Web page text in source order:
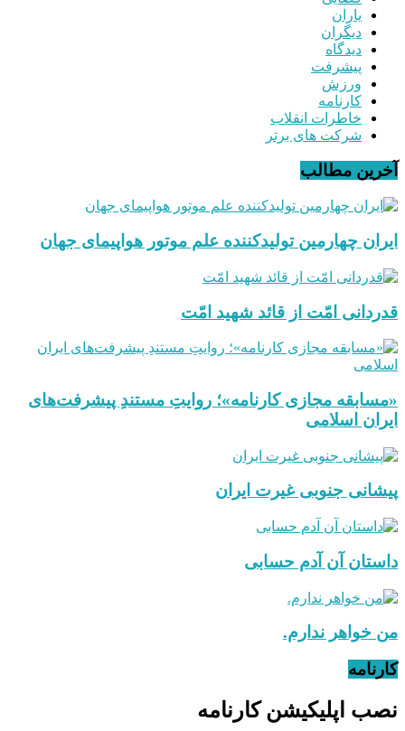
یاران
دیگران
دیدگاه
پیشرفت
ورزش
کارنامه
خاطرات انقلاب
شرکت های برتر
آخرین مطالب
ایران چهارمین تولیدکننده علم موتور هواپیمای جهان
قدردانی امّت از قائد شهید امّت
«مسابقه مجازی کارنامه»؛ روایتِ مستندِ پیشرفت‌های
ایران اسلامی
پیشانی جنوبی غیرت ایران
داستان آن آدم حسابی
من خواهر ندارم.
کارنامه
نصب اپلیکیشن کارنامه